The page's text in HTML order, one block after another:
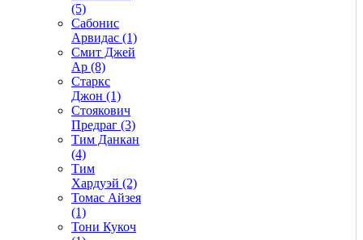
(5)
Сабонис
Арвидас (1)
Смит Джей
Ар (8)
Старкс
Джон (1)
Стоякович
Предраг (3)
Тим Данкан
(4)
Тим
Хардуэй (2)
Томас Айзея
(1)
Тони Кукоч